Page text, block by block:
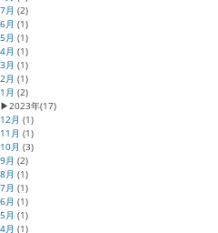
7月 (2)
6月 (1)
5月 (1)
4月 (1)
3月 (1)
2月 (1)
1月 (2)
▶2023年(17)
12月 (1)
11月 (1)
10月 (3)
9月 (2)
8月 (1)
7月 (1)
6月 (1)
5月 (1)
4月 (1)